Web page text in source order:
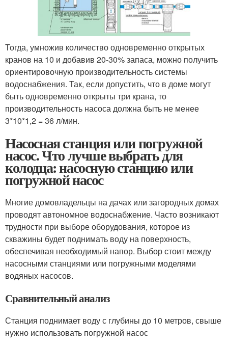
Тогда, умножив количество одновременно открытых
кранов на 10 и добавив 20-30% запаса, можно получить
ориентировочную производительность системы
водоснабжения. Так, если допустить, что в доме могут
быть одновременно открыты три крана, то
производительность насоса должна быть не менее
3*10*1,2 = 36 л/мин.
Насосная станция или погружной
насос. Что лучше выбрать для
колодца: насосную станцию или
погружной насос
Многие домовладельцы на дачах или загородных домах
проводят автономное водоснабжение. Часто возникают
трудности при выборе оборудования, которое из
скважины будет поднимать воду на поверхность,
обеспечивая необходимый напор. Выбор стоит между
насосными станциями или погружными моделями
водяных насосов.
Сравнительный анализ
Станция поднимает воду с глубины до 10 метров, свыше
нужно использовать погружной насос